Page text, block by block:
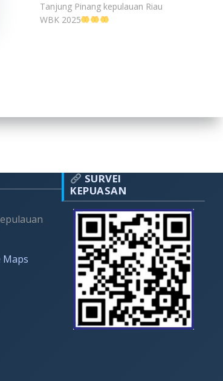
Tanjung Pinang kepulauan Riau
WBK 2025
Maps
SURVEI
KEPUASAN